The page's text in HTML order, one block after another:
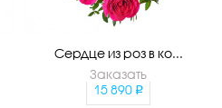
Сердце из роз в ко...
Заказать
15 890